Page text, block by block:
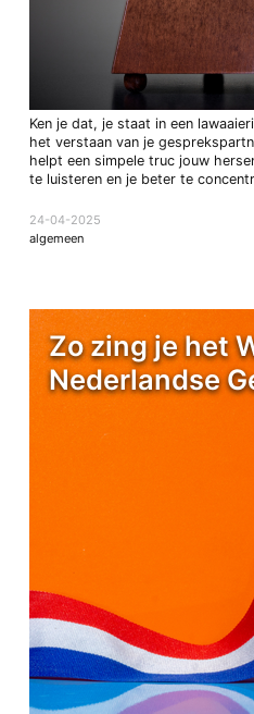
Ken je dat, je staat in een
het verstaan van je
helpt een simpele truc jouw
te luisteren en je beter te
24-04-2025
algemeen
Zo zing je het
Nederlandse